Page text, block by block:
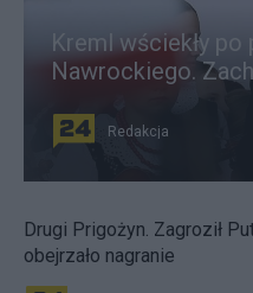
Kreml wściekły
Nawrockiego.
Redakcja
Drugi Prigożyn. Zagroził
obejrzało nagranie